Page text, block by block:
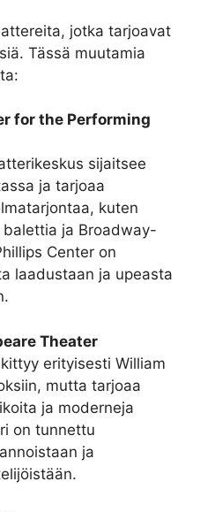
jotka tarjoavat
Tässä muutamia
for the Performing
sijaitsee
ja tarjoaa
kuten
ja Broadway-
Center on
laadustaan ja upeasta
Theater
erityisesti William
mutta tarjoaa
ja moderneja
on tunnettu
ja